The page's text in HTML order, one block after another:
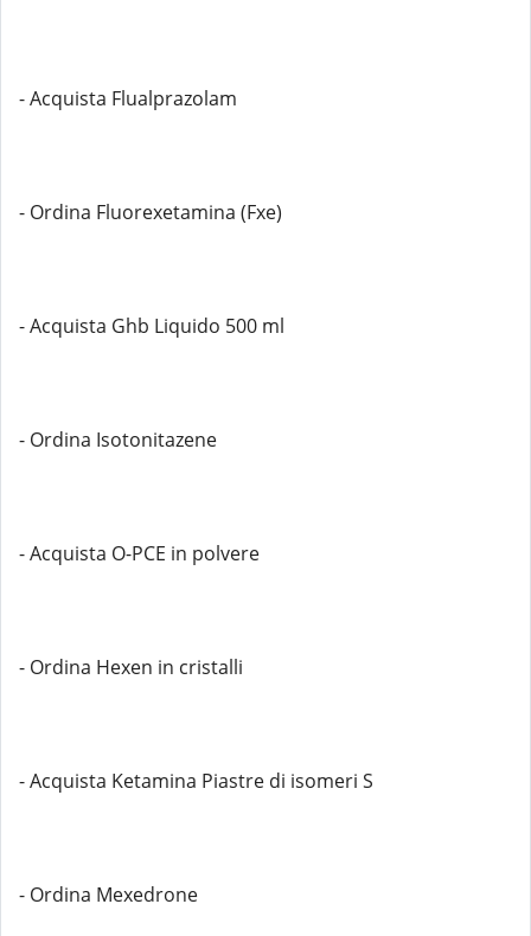
- Acquista Flualprazolam
- Ordina Fluorexetamina (Fxe)
- Acquista Ghb Liquido 500 ml
- Ordina Isotonitazene
- Acquista O-PCE in polvere
- Ordina Hexen in cristalli
- Acquista Ketamina Piastre di isomeri S
- Ordina Mexedrone